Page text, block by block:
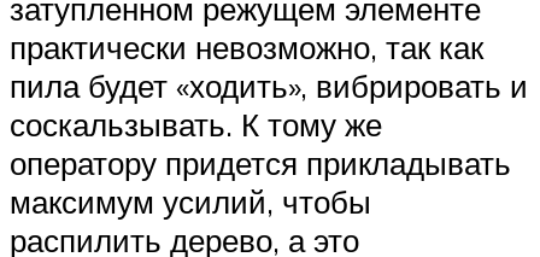
затупленном режущем элементе
практически невозможно, так как
пила будет «ходить», вибрировать и
соскальзывать. К тому же
оператору придется прикладывать
максимум усилий, чтобы
распилить дерево, а это